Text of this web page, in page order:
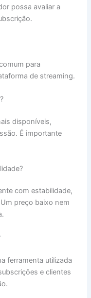
possa avaliar a
para
de streaming.
disponíveis,
É importante
com estabilidade,
preço baixo nem
ferramenta utilizada
e clientes